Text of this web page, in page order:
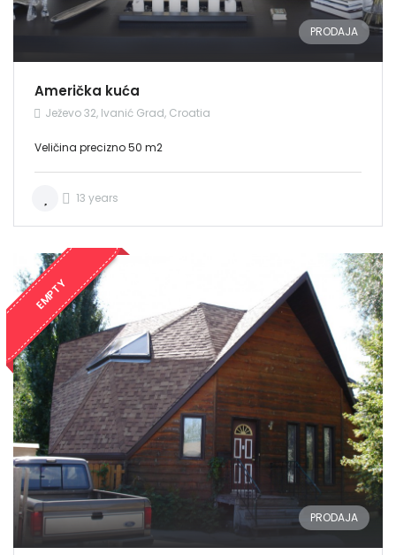
PRODAJA
Američka kuća
Ježevo 32, Ivanić Grad, Croatia
Veličina precizno 50 m2
13 years
EMPTY
PRODAJA